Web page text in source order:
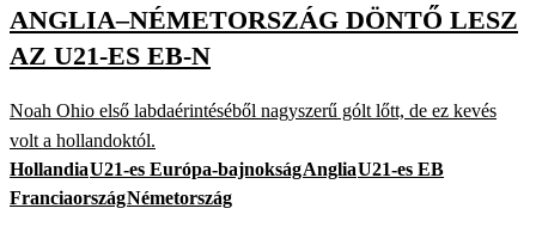
ANGLIA–NÉMETORSZÁG DÖNTŐ LESZ
AZ U21-ES EB-N
Noah Ohio első labdaérintéséből nagyszerű gólt lőtt, de ez kevés
volt a hollandoktól.
HollandiaU21-es Európa-bajnokságAngliaU21-es EB
FranciaországNémetország